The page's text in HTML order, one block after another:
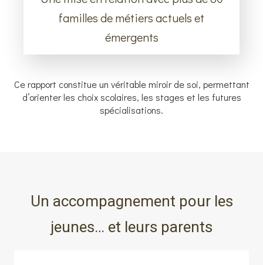
familles de métiers actuels et
émergents
Ce rapport constitue un véritable miroir de soi, permettant
d’orienter les choix scolaires, les stages et les futures
spécialisations.
Un accompagnement pour les
jeunes… et leurs parents